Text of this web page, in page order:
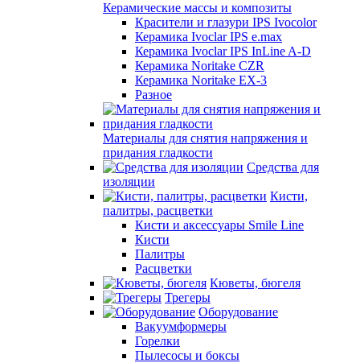
Керамические массы и композиты
Красители и глазури IPS Ivocolor
Керамика Ivoclar IPS e.max
Керамика Ivoclar IPS InLine A-D
Керамика Noritake CZR
Керамика Noritake EX-3
Разное
Материалы для снятия напряжения и
придания гладкости
Средства для
изоляции
Кисти,
палитры, расцветки
Кисти и аксессуары Smile Line
Кисти
Палитры
Расцветки
Кюветы, бюгеля
Трегеры
Оборудование
Вакуумформеры
Горелки
Пылесосы и боксы